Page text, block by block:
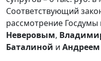
Соответствующий
рассмотрение Госдумы
Неверовым,
Баталиной и